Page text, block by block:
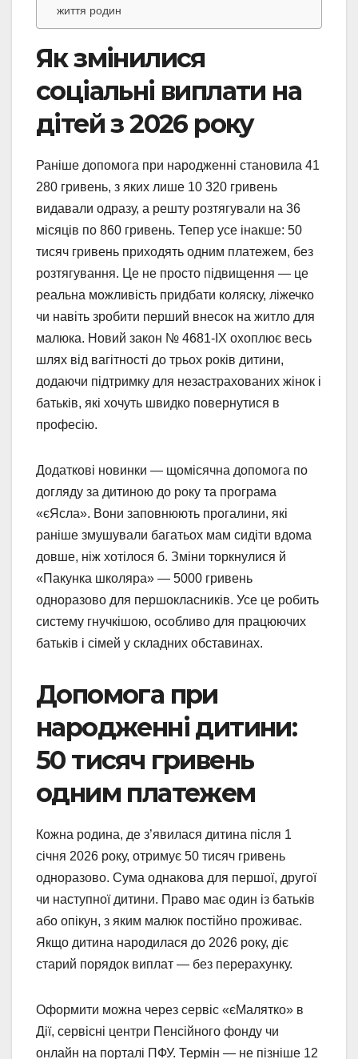
життя родин
Як змінилися
соціальні виплати на
дітей з 2026 року
Раніше допомога при народженні становила 41
280 гривень, з яких лише 10 320 гривень
видавали одразу, а решту розтягували на 36
місяців по 860 гривень. Тепер усе інакше: 50
тисяч гривень приходять одним платежем, без
розтягування. Це не просто підвищення — це
реальна можливість придбати коляску, ліжечко
чи навіть зробити перший внесок на житло для
малюка. Новий закон № 4681-IX охоплює весь
шлях від вагітності до трьох років дитини,
додаючи підтримку для незастрахованих жінок і
батьків, які хочуть швидко повернутися в
професію.
Додаткові новинки — щомісячна допомога по
догляду за дитиною до року та програма
«єЯсла». Вони заповнюють прогалини, які
раніше змушували багатьох мам сидіти вдома
довше, ніж хотілося б. Зміни торкнулися й
«Пакунка школяра» — 5000 гривень
одноразово для першокласників. Усе це робить
систему гнучкішою, особливо для працюючих
батьків і сімей у складних обставинах.
Допомога при
народженні дитини:
50 тисяч гривень
одним платежем
Кожна родина, де з’явилася дитина після 1
січня 2026 року, отримує 50 тисяч гривень
одноразово. Сума однакова для першої, другої
чи наступної дитини. Право має один із батьків
або опікун, з яким малюк постійно проживає.
Якщо дитина народилася до 2026 року, діє
старий порядок виплат — без перерахунку.
Оформити можна через сервіс «єМалятко» в
Дії, сервісні центри Пенсійного фонду чи
онлайн на порталі ПФУ. Термін — не пізніше 12